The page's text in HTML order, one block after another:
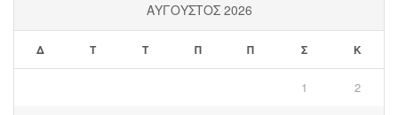
ΑΎΓΟΥΣΤΟΣ 2026
Δ Τ Τ Π Π Σ Κ
1 2